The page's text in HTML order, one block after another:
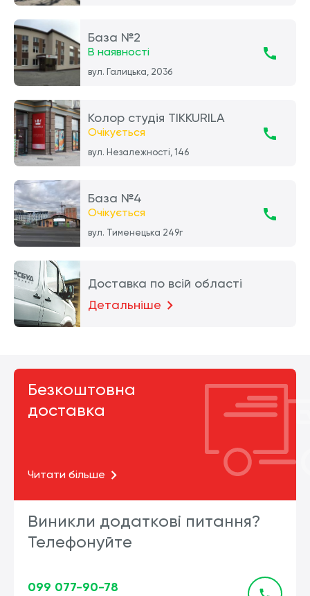
База №2
В наявності
вул. Галицька, 203б
Колор студія TIKKURILA
Очікується
вул. Незалежності, 146
База №4
Очікується
вул. Тименецька 249г
Доставка по всій області
Детальніше
Безкоштовна
доставка
Читати більше
Виникли додаткові питання?
Телефонуйте
099 077-90-78